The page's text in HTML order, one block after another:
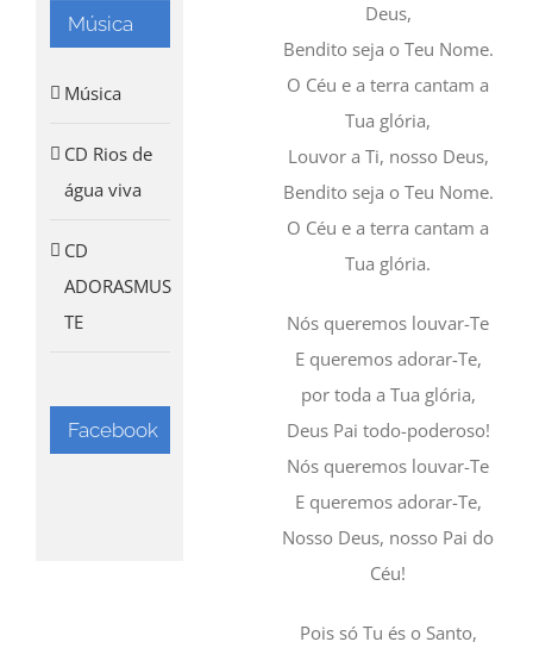
Deus,
Bendito seja o Teu Nome.
O Céu e a terra cantam a
Tua glória,
Louvor a Ti, nosso Deus,
Bendito seja o Teu Nome.
O Céu e a terra cantam a
Tua glória.
Nós queremos louvar-Te
E queremos adorar-Te,
por toda a Tua glória,
Deus Pai todo-poderoso!
Nós queremos louvar-Te
E queremos adorar-Te,
Nosso Deus, nosso Pai do
Céu!
Pois só Tu és o Santo,
Música
Música
CD Rios de
água viva
CD
ADORASMUS
TE
Facebook